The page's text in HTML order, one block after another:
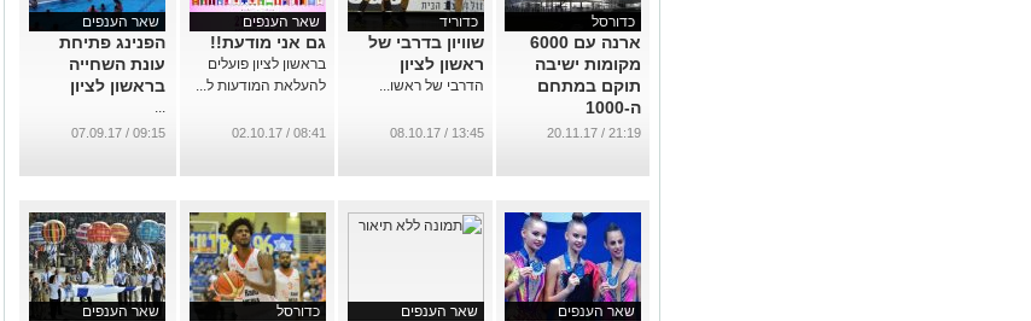
כדורסל
ארנה עם 6000
מקומות ישיבה
תוקם במתחם
ה-1000
...
21:19 / 20.11.17
כדוריד
שוויון בדרבי של
ראשון לציון
הדרבי של ראשו...
13:45 / 08.10.17
שאר הענפים
גם אני מודעת!!
בראשון לציון פועלים
להעלאת המודעות ל...
08:41 / 02.10.17
שאר הענפים
הפנינג פתיחת
עונת השחייה
בראשון לציון
...
09:15 / 07.09.17
שאר הענפים שאר הענפים כדורסל שאר הענפים